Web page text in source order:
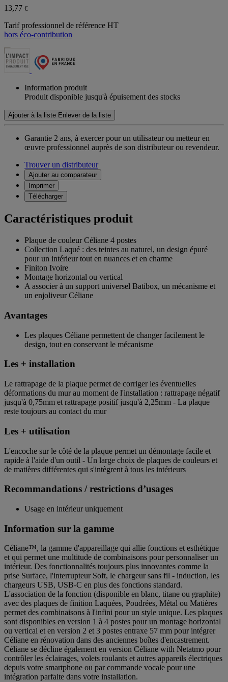
13,77 €
Tarif professionnel de référence HT
hors éco-contribution
Information produit
Produit disponible jusqu'à épuisement des stocks
Ajouter à la liste Enlever de la liste
Garantie 2 ans, à exercer pour un utilisateur ou metteur en
œuvre professionnel auprès de son distributeur ou revendeur.
Trouver un distributeur
Ajouter au comparateur
Imprimer
Télécharger
Caractéristiques produit
Plaque de couleur Céliane 4 postes
Collection Laqué : des teintes au naturel, un design épuré
pour un intérieur tout en nuances et en charme
Finiton Ivoire
Montage horizontal ou vertical
A associer à un support universel Batibox, un mécanisme et
un enjoliveur Céliane
Avantages
Les plaques Céliane permettent de changer facilement le
design, tout en conservant le mécanisme
Les + installation
Le rattrapage de la plaque permet de corriger les éventuelles
déformations du mur au moment de l'installation : rattrapage négatif
jusqu'à 0,75mm et rattrapage positif jusqu'à 2,25mm - La plaque
reste toujours au contact du mur
Les + utilisation
L'encoche sur le côté de la plaque permet un démontage facile et
rapide à l'aide d'un outil - Un large choix de plaques de couleurs et
de matières différentes qui s'intègrent à tous les intérieurs
Recommandations / restrictions d’usages
Usage en intérieur uniquement
Information sur la gamme
Céliane™, la gamme d'appareillage qui allie fonctions et esthétique
et qui permet une multitude de combinaisons pour personnaliser un
intérieur. Des fonctionnalités toujours plus innovantes comme la
prise Surface, l'interrupteur Soft, le chargeur sans fil - induction, les
chargeurs USB, USB-C en plus des fonctions standard.
L'association de la fonction (disponible en blanc, titane ou graphite)
avec des plaques de finition Laquées, Poudrées, Métal ou Matières
permet des combinaisons à l'infini pour un style unique. Les plaques
sont disponibles en version 1 à 4 postes pour un montage horizontal
ou vertical et en version 2 et 3 postes entraxe 57 mm pour intégrer
Céliane en rénovation dans des anciennes boîtes d'encastrement.
Céliane se décline également en version Céliane with Netatmo pour
contrôler les éclairages, volets roulants et autres appareils électriques
depuis votre smartphone ou par commande vocale pour une
intégration parfaite dans votre installation.